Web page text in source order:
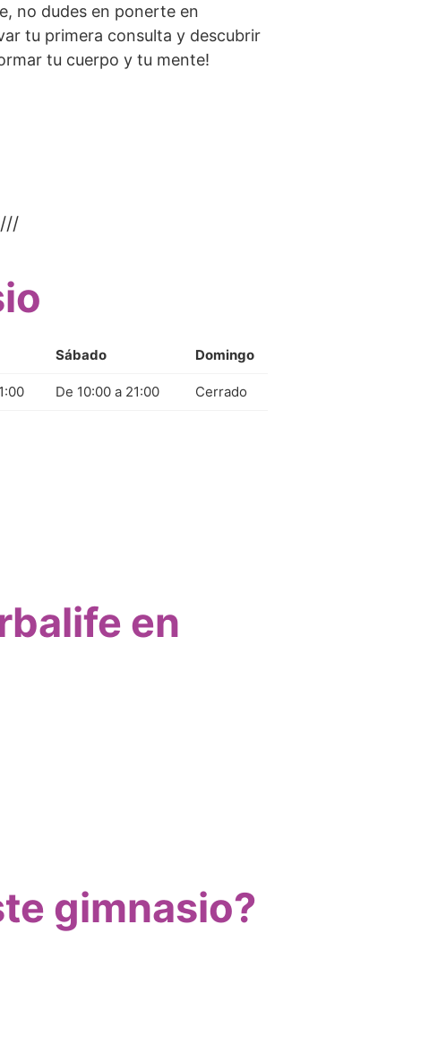
no dudes en ponerte en
tu primera consulta y descubrir
tu cuerpo y tu mente!
Sábado Domingo
De 10:00 a 21:00 Cerrado
en
gimnasio?